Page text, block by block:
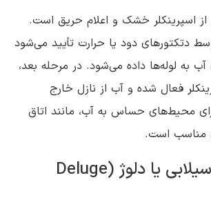
اسپرینکلر خشک و اعلام حریق است.
دتکتورهای دود یا حرارت تأیید می‌شود
به لوله‌ها داده می‌شود. در مرحله بعد،
فعال شده و آب از نازل خارج
محیط‌های حساس به آب، مانند اتاق
مناسب است.
4. اسپرینکلر سیلابی یا دلوژ (Deluge